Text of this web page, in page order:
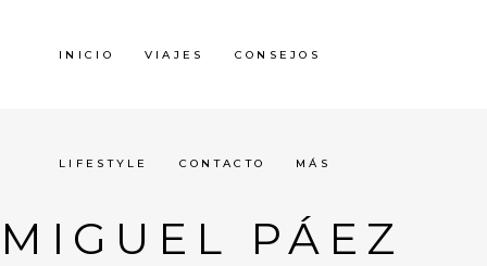
INICIO VIAJES CONSEJOS
LIFESTYLE CONTACTO MÁS
MIGUEL PÁEZ